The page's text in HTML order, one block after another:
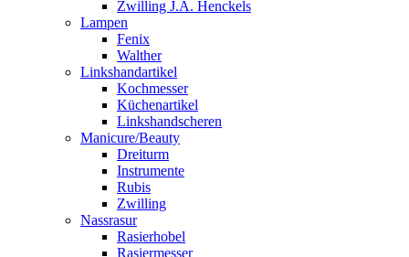
Zwilling J.A. Henckels
Lampen
Fenix
Walther
Linkshandartikel
Kochmesser
Küchenartikel
Linkshandscheren
Manicure/Beauty
Dreiturm
Instrumente
Rubis
Zwilling
Nassrasur
Rasierhobel
Rasiermesser